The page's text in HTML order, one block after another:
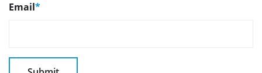
Email*